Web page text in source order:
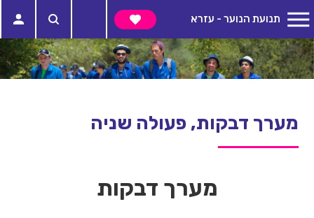
תנועת הנוער - עזרא
מערך דבקות, פעולה שניה
מערך דבקות